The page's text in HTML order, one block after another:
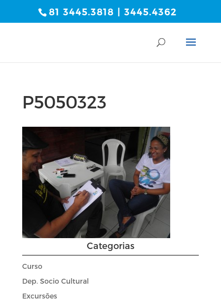
81 3445.3818 | 3445.4362
P5050323
Categorias
Curso
Dep. Socio Cultural
Excursões